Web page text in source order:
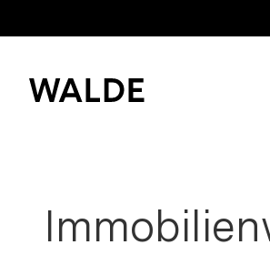
Immobilienwissen
Kaufen und mieten